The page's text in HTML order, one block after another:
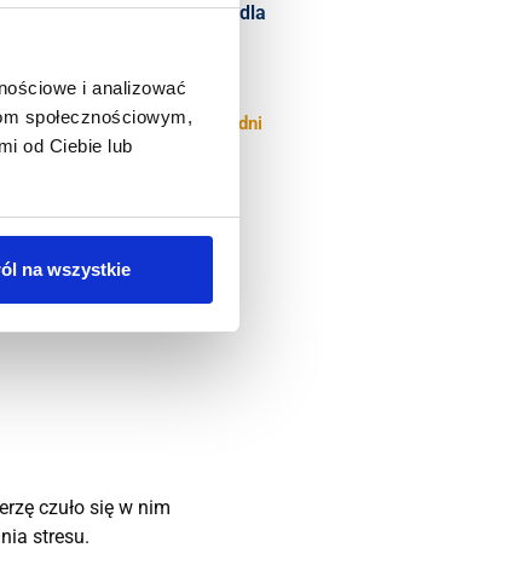
i analizować
społecznościowym,
od Ciebie lub
na wszystkie
Transporter samochodowy dla
399.00zł
Na zamówienie: wysyłka 5-7 dni
roboczych
czuło się w nim
stresu.